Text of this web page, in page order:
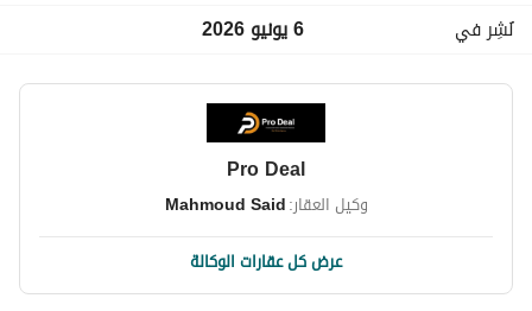
نُشِر في
6 يونيو 2026
Pro Deal
وكيل العقار:Mahmoud Said
عرض كل عقارات الوكالة